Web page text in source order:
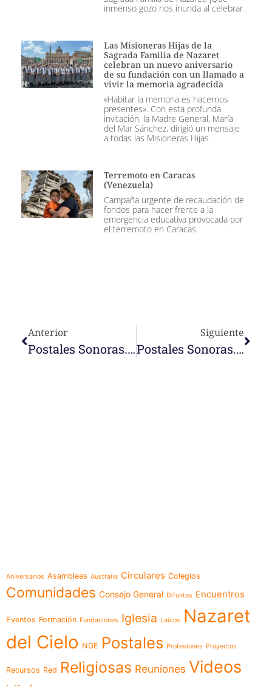
inmenso gozo nos inunda al celebrar
Las Misioneras Hijas de la
Sagrada Familia de Nazaret
celebran un nuevo aniversario
de su fundación con un llamado a
vivir la memoria agradecida
«Habitar la memoria es hacernos
presentes». Con esta profunda
invitación, la Madre General, María
del Mar Sánchez, dirigió un mensaje
a todas las Misioneras Hijas
Terremoto en Caracas
(Venezuela)
Campaña urgente de recaudación de
fondos para hacer frente a la
emergencia educativa provocada por
el terremoto en Caracas.
Anterior
Postales Sonoras. Inosensia Pi
Siguiente
Postales Sonoras. Ersin Yoma
Aniversarios Asambleas Australia Circulares Colegios
Comunidades Consejo General Difuntas Encuentros
Eventos Formación Fundaciones Iglesia Laicos
Nazaret
del Cielo NGE Postales Profesiones Proyectos
Recursos Red Religiosas Reuniones Videos